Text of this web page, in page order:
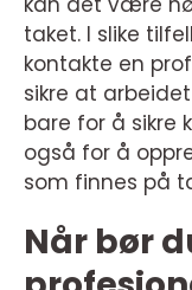
taket. I slike
kontakte en
sikre at
bare for å sikre
også for å
som finnes på
Når bør